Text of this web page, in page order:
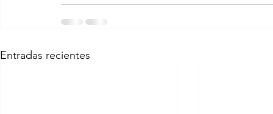
Entradas recientes